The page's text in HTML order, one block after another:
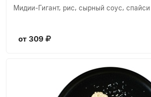
Мидии-Гигант, рис, сырный соус,
от 309